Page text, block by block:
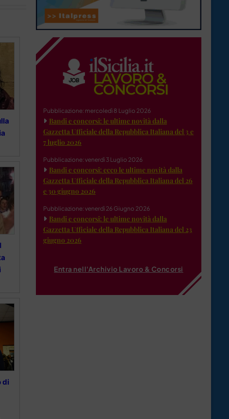
di
Pubblicazione: mercoledì 8 Luglio 2026
Bandi e concorsi: le ultime novità dalla
Gazzetta Ufficiale della Repubblica Italiana del 3 e
7 luglio 2026
Pubblicazione: venerdì 3 Luglio 2026
Bandi e concorsi: ecco le ultime novità dalla
Gazzetta Ufficiale della Repubblica Italiana del 26
e 30 giugno 2026
Pubblicazione: venerdì 26 Giugno 2026
Bandi e concorsi: le ultime novità dalla
Gazzetta Ufficiale della Repubblica Italiana del 23
giugno 2026
Entra nell'Archivio Lavoro & Concorsi